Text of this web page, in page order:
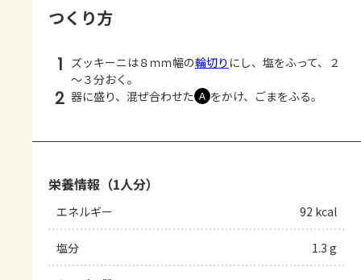
つくり方
1 ズッキーニは８ｍｍ幅の輪切り にし、塩をふって、２
～３分おく。
2 器に盛り、混ぜ合わせた Ａ をかけ、ごまをふる。
栄養情報（1人分）
エネルギー 92 kcal
塩分 1.3 g